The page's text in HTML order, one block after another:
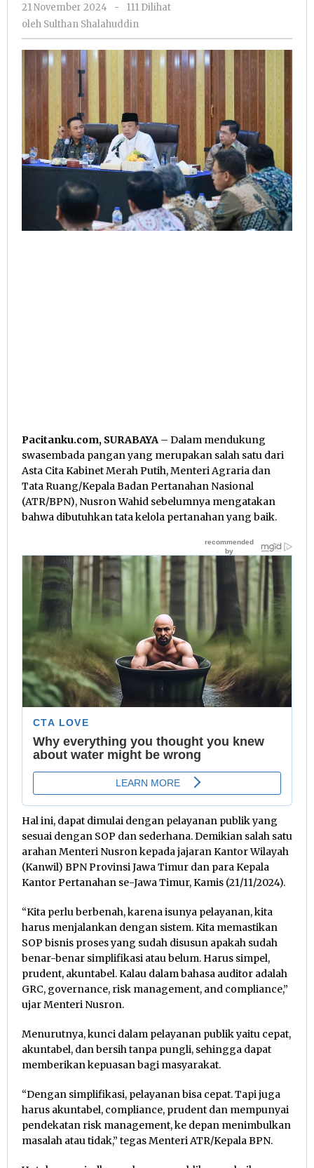
21 November 2024
oleh
Sulthan
-
111 Dilihat
oleh Sulthan Shalahuddin
Pacitanku.com, SURABAYA – Dalam mendukung
swasembada pangan yang merupakan salah satu dari
Asta Cita Kabinet Merah Putih, Menteri Agraria dan
Tata Ruang/Kepala Badan Pertanahan Nasional
(ATR/BPN), Nusron Wahid sebelumnya mengatakan
bahwa dibutuhkan tata kelola pertanahan yang baik.
Hal ini, dapat dimulai dengan pelayanan publik yang
sesuai dengan SOP dan sederhana. Demikian salah satu
arahan Menteri Nusron kepada jajaran Kantor Wilayah
(Kanwil) BPN Provinsi Jawa Timur dan para Kepala
Kantor Pertanahan se-Jawa Timur, Kamis (21/11/2024).
“Kita perlu berbenah, karena isunya pelayanan, kita
harus menjalankan dengan sistem. Kita memastikan
SOP bisnis proses yang sudah disusun apakah sudah
benar-benar simplifikasi atau belum. Harus simpel,
prudent, akuntabel. Kalau dalam bahasa auditor adalah
GRC, governance, risk management, and compliance,”
ujar Menteri Nusron.
Menurutnya, kunci dalam pelayanan publik yaitu cepat,
akuntabel, dan bersih tanpa pungli, sehingga dapat
memberikan kepuasan bagi masyarakat.
“Dengan simplifikasi, pelayanan bisa cepat. Tapi juga
harus akuntabel, compliance, prudent dan mempunyai
pendekatan risk management, ke depan menimbulkan
masalah atau tidak,” tegas Menteri ATR/Kepala BPN.